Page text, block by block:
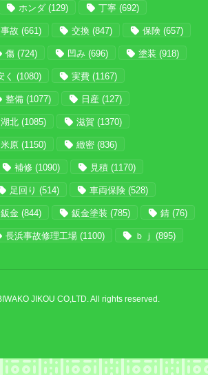
ホンダ (129) 丁寧 (692)
事故 (661) 交換 (847) 保険 (657)
傷 (724) 凹み (696) 塗装 (918)
く (1080) 実費 (1167)
整備 (1077) 日産 (127)
湖北 (1085) 滋賀 (1370)
米原 (1150) 緻密 (836)
補修 (1090) 見積 (1170)
足回り (514) 車両保険 (528)
鈑金 (844) 鈑金塗装 (785) 錆 (76)
長浜事故修理工場 (1100) ｂｊ (895)
JIKOU CO,LTD. All rights reserved.